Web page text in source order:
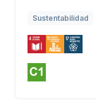
Sustentabilidad